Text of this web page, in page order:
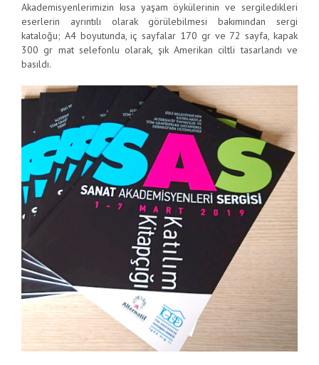
Akademisyenlerimizin kısa yaşam öykülerinin ve sergiledikleri
eserlerin ayrıntılı olarak görülebilmesi bakımından sergi
kataloğu; A4 boyutunda, iç sayfalar 170 gr ve 72 sayfa, kapak
300 gr mat selefonlu olarak, şık Amerikan ciltli tasarlandı ve
basıldı.